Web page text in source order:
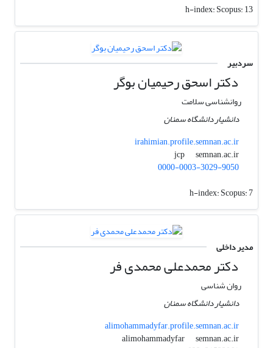
h-index:Scopus: 13
سردبیر
دکتر اسحق رحیمیان بوگر
روانشناسی سلامت
دانشیار دانشگاه سمنان
irahimian.profile.semnan.ac.ir
jcp
semnan.ac.ir
0000-0003-3029-9050
h-index:Scopus: 7
مدیر داخلی
دکتر محمدعلی محمدی فر
روان شناسی
دانشیار دانشگاه سمنان
alimohammadyfar.profile.semnan.ac.ir
alimohammadyfar
semnan.ac.ir